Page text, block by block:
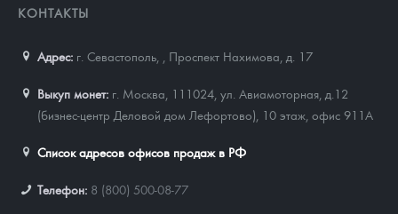
КОНТАКТЫ
Адрес: г. Севастополь, Проспект Нахимова, д. 17
Выкуп монет: г. Москва, 111024, ул. Авиамоторная, д.12
(бизнес-центр Деловой дом Лефортово), 10 этаж, офис 911А
Список адресов офисов продаж в РФ
Телефон: 8 (800) 500-08-77